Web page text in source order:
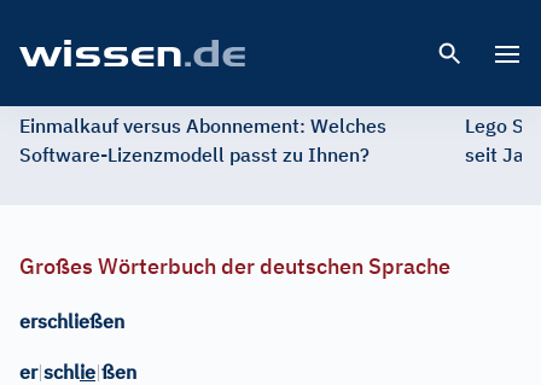
Einmalkauf versus Abonnement: Welches
Software-Lizenzmodell passt zu Ihnen?
Lego
seit
Großes Wörterbuch der deutschen Sprache
erschließen
er|schlie|ßen